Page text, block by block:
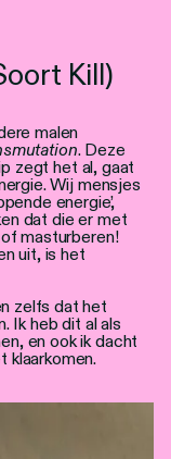
Kill)
malen
. Deze
zegt het al, gaat
Wij mensjes
energie’,
dat die er met
of masturberen!
uit, is het
zelfs dat het
Ik heb dit al als
en ook ik dacht
klaarkomen.